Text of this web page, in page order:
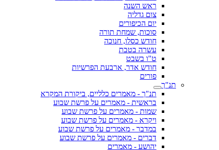
ראש השנה
צום גדליה
יום הכיפורים
סוכות, שמחת תורה
חודש כסלו, חנוכה
עשרה בטבת
ט"ו בשבט
חודש אדר, ארבעת הפרשיות
פורים
תנ"ך
תנ"ך - מאמרים כלליים, ביקורת המקרא
בראשית - מאמרים על פרשת שבוע
שמות - מאמרים על פרשת שבוע
ויקרא - מאמרים על פרשת שבוע
במדבר - מאמרים על פרשת שבוע
דברים - מאמרים על פרשת שבוע
יהושע - מאמרים